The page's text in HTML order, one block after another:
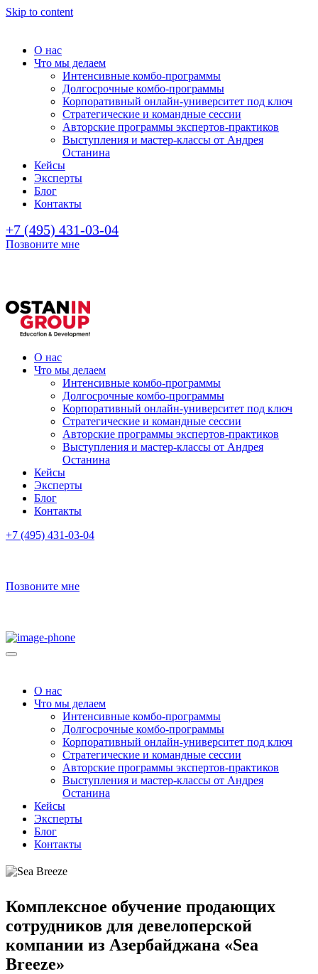
Skip to content
О нас
Что мы делаем
Интенсивные комбо-программы
Долгосрочные комбо-программы
Корпоративный онлайн-университет под ключ
Стратегические и командные сессии
Авторские программы экспертов-практиков
Выступления и мастер-классы от Андрея
Останина
Кейсы
Эксперты
Блог
Контакты
+7 (495) 431-03-04
Позвоните мне
О нас
Что мы делаем
Интенсивные комбо-программы
Долгосрочные комбо-программы
Корпоративный онлайн-университет под ключ
Стратегические и командные сессии
Авторские программы экспертов-практиков
Выступления и мастер-классы от Андрея
Останина
Кейсы
Эксперты
Блог
Контакты
+7 (495) 431-03-04
Позвоните мне
О нас
Что мы делаем
Интенсивные комбо-программы
Долгосрочные комбо-программы
Корпоративный онлайн-университет под ключ
Стратегические и командные сессии
Авторские программы экспертов-практиков
Выступления и мастер-классы от Андрея
Останина
Кейсы
Эксперты
Блог
Контакты
Комплексное обучение продающих
сотрудников для девелоперской
компании из Азербайджана «Sea
Breeze»